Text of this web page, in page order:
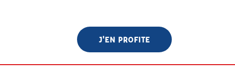
J'EN PROFITE